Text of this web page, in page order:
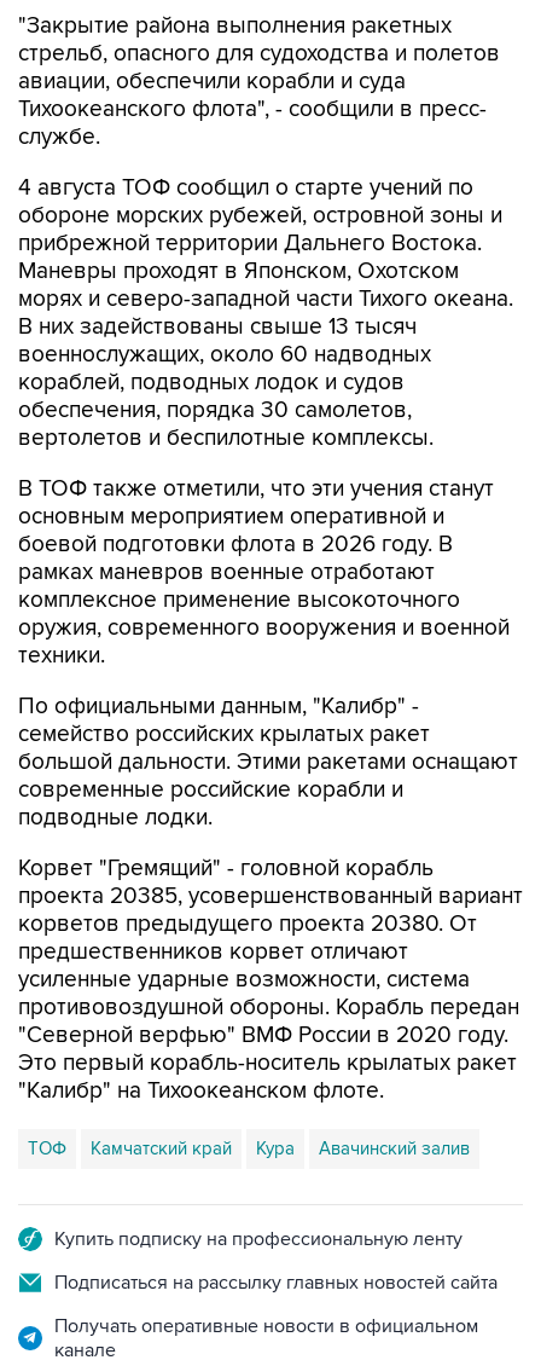
авиации, обеспечили корабли и суда
Тихоокеанского флота", - сообщили в пресс-
службе.
4 августа ТОФ сообщил о старте учений по
прибрежной территории Дальнего Востока.
Маневры проходят в Японском, Охотском
морях и северо-западной части Тихого океана.
В них задействованы свыше 13 тысяч
военнослужащих, около 60 надводных
кораблей, подводных лодок и судов
обеспечения, порядка 30 самолетов,
вертолетов и беспилотные комплексы.
В ТОФ также отметили, что эти учения станут
боевой подготовки флота в 2026 году. В
рамках маневров военные отработают
комплексное применение высокоточного
оружия, современного вооружения и военной
техники.
По официальными данным, "Калибр" -
большой дальности. Этими ракетами оснащают
современные российские корабли и
подводные лодки.
Корвет "Гремящий" - головной корабль
корветов предыдущего проекта 20380. От
предшественников корвет отличают
усиленные ударные возможности, система
противовоздушной обороны. Корабль передан
"Северной верфью" ВМФ России в 2020 году.
Это первый корабль-носитель крылатых ракет
"Калибр" на Тихоокеанском флоте.
ТОФ Камчатский край Кура Авачинский залив
Подписаться на рассылку главных новостей сайта
Получать оперативные новости в официальном
канале